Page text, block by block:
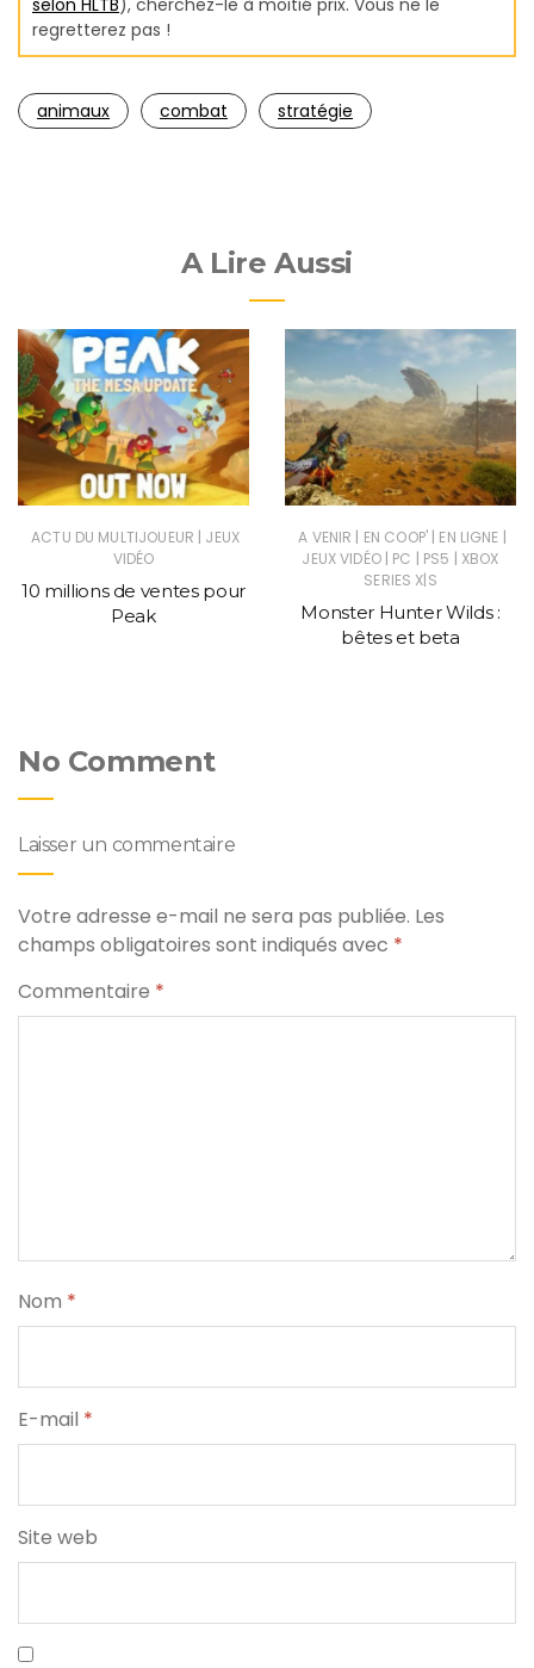
selon HLTB), cherchez-le à moitié prix. Vous ne le
regretterez pas !
animaux combat stratégie
A Lire Aussi
ACTU DU MULTIJOUEUR | JEUX
VIDÉO
10 millions de ventes pour
Peak
A VENIR | EN COOP' | EN LIGNE |
JEUX VIDÉO | PC | PS5 | XBOX
SERIES X|S
Monster Hunter Wilds :
bêtes et beta
No Comment
Laisser un commentaire
Votre adresse e-mail ne sera pas publiée. Les
champs obligatoires sont indiqués avec *
Commentaire *
Nom *
E-mail *
Site web